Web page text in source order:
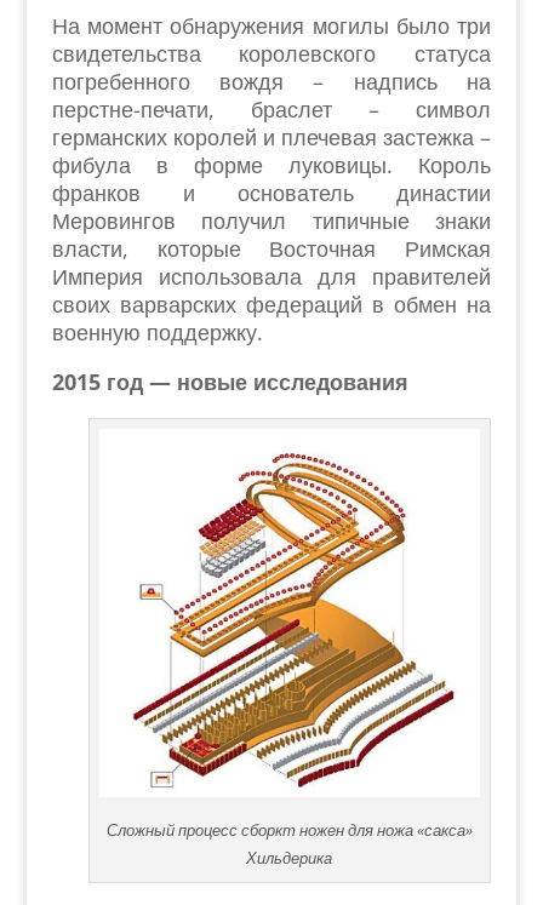
На момент обнаружения могилы было три
свидетельства королевского статуса
погребенного вождя – надпись на
перстне-печати, браслет – символ
германских королей и плечевая застежка –
фибула в форме луковицы. Король
франков и основатель династии
Меровингов получил типичные знаки
власти, которые Восточная Римская
Империя использовала для правителей
своих варварских федераций в обмен на
военную поддержку.
2015 год — новые исследования
Сложный процесс сборкт ножен для ножа «сакса»
Хильдерика